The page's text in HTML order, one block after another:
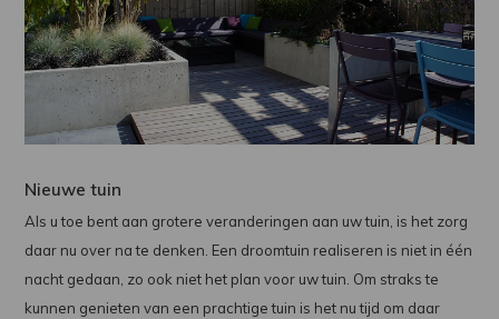
Nieuwe tuin
Als u toe bent aan grotere veranderingen aan uw tuin, is het zorg
daar nu over na te denken. Een droomtuin realiseren is niet in één
nacht gedaan, zo ook niet het plan voor uw tuin. Om straks te
kunnen genieten van een prachtige tuin is het nu tijd om daar